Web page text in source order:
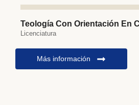
Teología Con Orientación En
Licenciatura
Más información